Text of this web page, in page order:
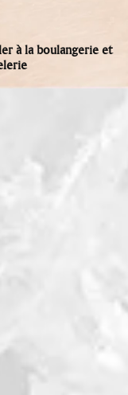
à la boulangerie et